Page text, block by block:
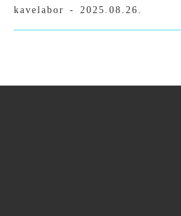
kavelabor
- 2025.08.26.